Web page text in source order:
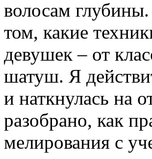
волосам
том, какие
девушек – от
шатуш. Я
и наткнулась на
разобрано, как
мелирования с